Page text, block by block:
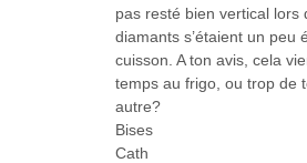
pas resté bien vertical lors
diamants s’étaient un peu
cuisson. A ton avis, cela
temps au frigo, ou trop de
autre?
Bises
Cath